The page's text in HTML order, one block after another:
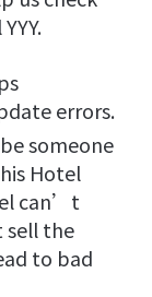
errors.
someone
Hotel
can’t
sell the
to bad